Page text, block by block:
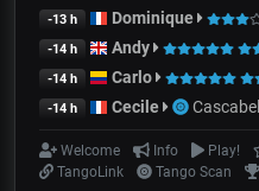
-13 h Dominique
-14 h Andy
-14 h Carlo
-14 h Cecile
Welcome Info Play!
TangoLink
Tango Scan